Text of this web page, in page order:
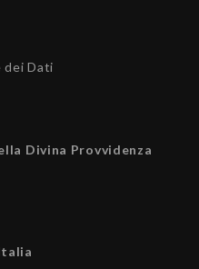
dei Dati
Divina Provvidenza